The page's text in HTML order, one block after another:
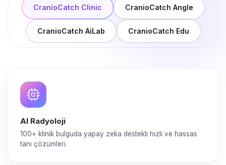
CranioCatch Clinic CranioCatch Angle
CranioCatch AiLab CranioCatch Edu
AI Radyoloji
100+ klinik bulguda yapay zeka destekli hızlı ve hassas
tanı çözümleri.